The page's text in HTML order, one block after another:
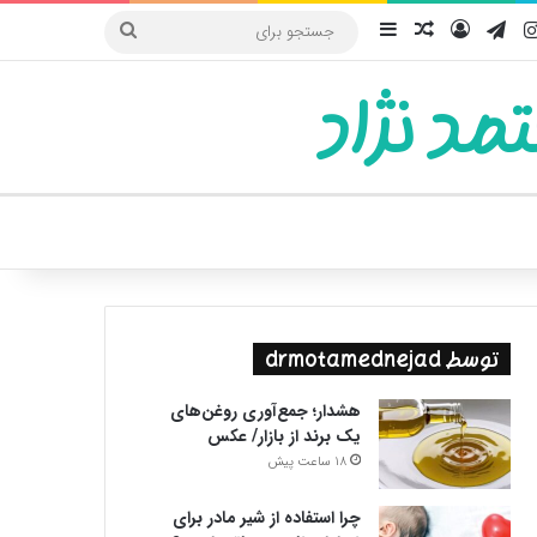
اینستاگرام
تلگرامورودنوشته تصادفی
سایدبار
جستجو
نژاد
پوسته
توسط drmotamednejad
هشدار؛ جمع‌آوری روغن‌های
یک برند از بازار/ عکس
18 ساعت پیش
چرا استفاده از شیر مادر برای